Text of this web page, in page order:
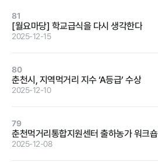
결과
정보공개
81
[월요마당] 학교급식을 다시 생각한다
2025-12-15
80
춘천시, 지역먹거리 지수 ‘A등급’ 수상
2025-12-10
79
춘천먹거리통합지원센터 출하농가 워크숍
2025-12-08